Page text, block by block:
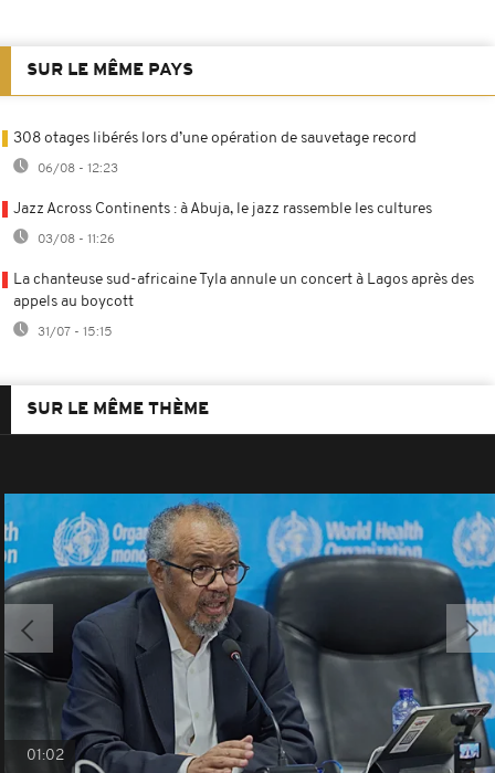
SUR LE MÊME PAYS
308 otages libérés lors d’une opération de sauvetage record
06/08 - 12:23
Jazz Across Continents : à Abuja, le jazz rassemble les cultures
03/08 - 11:26
La chanteuse sud-africaine Tyla annule un concert à Lagos après des
appels au boycott
31/07 - 15:15
SUR LE MÊME THÈME
01:02